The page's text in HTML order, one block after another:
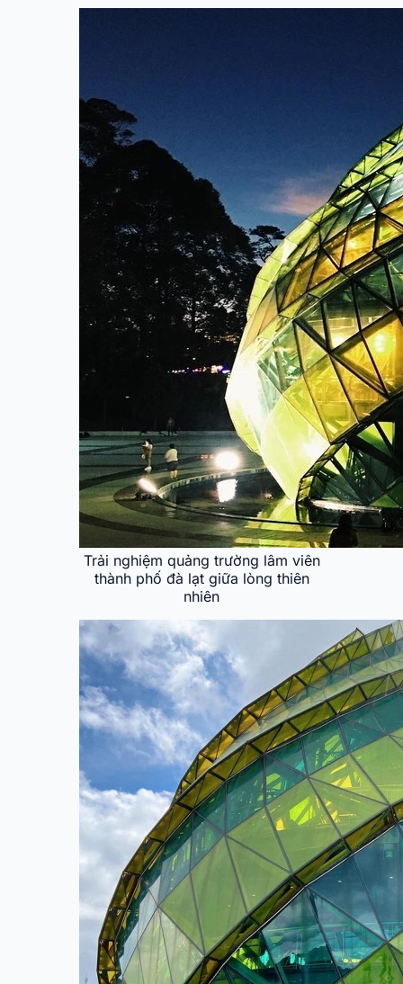
Trải nghiệm quảng trường lâm viên
thành phố đà lạt giữa lòng thiên
nhiên